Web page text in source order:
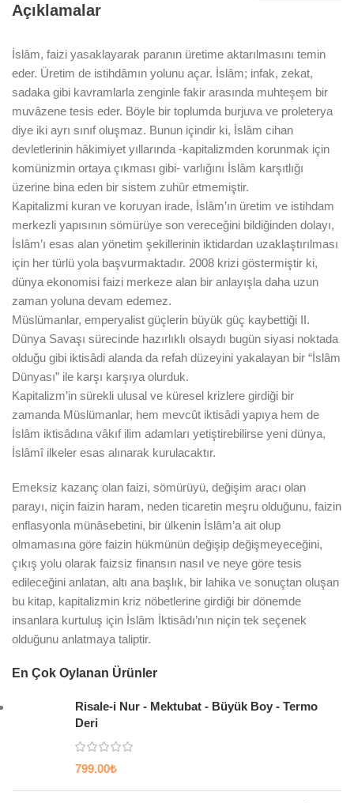
Açıklamalar
İslâm, faizi yasaklayarak paranın üretime aktarılmasını temin
eder. Üretim de istihdâmın yolunu açar. İslâm; infak, zekat,
sadaka gibi kavramlarla zenginle fakir arasında muhteşem bir
muvâzene tesis eder. Böyle bir toplumda burjuva ve proleterya
diye iki ayrı sınıf oluşmaz. Bunun içindir ki, İslâm cihan
devletlerinin hâkimiyet yıllarında -kapitalizmden korunmak için
komünizmin ortaya çıkması gibi- varlığını İslâm karşıtlığı
üzerine bina eden bir sistem zuhûr etmemiştir.
Kapitalizmi kuran ve koruyan irade, İslâm’ın üretim ve istihdam
merkezli yapısının sömürüye son vereceğini bildiğinden dolayı,
İslâm’ı esas alan yönetim şekillerinin iktidardan uzaklaştırılması
için her türlü yola başvurmaktadır. 2008 krizi göstermiştir ki,
dünya ekonomisi faizi merkeze alan bir anlayışla daha uzun
zaman yoluna devam edemez.
Müslümanlar, emperyalist güçlerin büyük güç kaybettiği II.
Dünya Savaşı sürecinde hazırlıklı olsaydı bugün siyasi noktada
olduğu gibi iktisâdi alanda da refah düzeyini yakalayan bir “İslâm
Dünyası” ile karşı karşıya olurduk.
Kapitalizm’in sürekli ulusal ve küresel krizlere girdiği bir
zamanda Müslümanlar, hem mevcût iktisâdi yapıya hem de
İslâm iktisâdına vâkıf ilim adamları yetiştirebilirse yeni dünya,
İslâmî ilkeler esas alınarak kurulacaktır.
Emeksiz kazanç olan faizi, sömürüyü, değişim aracı olan
parayı, niçin faizin haram, neden ticaretin meşru olduğunu, faizin
enflasyonla münâsebetini, bir ülkenin İslâm’a ait olup
olmamasına göre faizin hükmünün değişip değişmeyeceğini,
çıkış yolu olarak faizsiz finansın nasıl ve neye göre tesis
edileceğini anlatan, altı ana başlık, bir lahika ve sonuçtan oluşan
bu kitap, kapitalizmin kriz nöbetlerine girdiği bir dönemde
insanlara kurtuluş için İslâm İktisâdı’nın niçin tek seçenek
olduğunu anlatmaya taliptir.
En Çok Oylanan Ürünler
Risale-i Nur - Mektubat - Büyük Boy - Termo
Deri
799.00₺